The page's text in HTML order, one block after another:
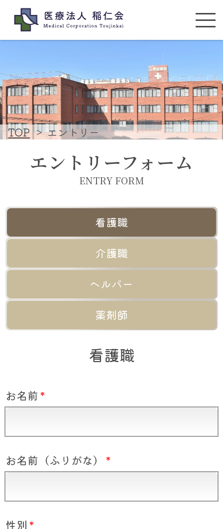
TOP >エントリー
エントリーフォーム
ENTRY FORM
看護職
介護職
ヘルパー
薬剤師
看護職
お名前 *
お名前（ふりがな） *
性別 *